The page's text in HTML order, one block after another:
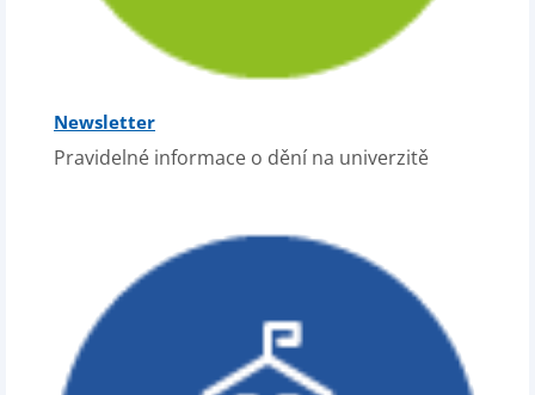
Newsletter
Pravidelné informace o dění na univerzitě